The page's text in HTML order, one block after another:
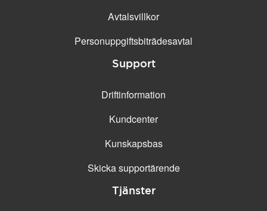
Avtalsvillkor
Personuppgifts­biträdesavtal
Support
Driftinformation
Kundcenter
Kunskapsbas
Skicka supportärende
Tjänster